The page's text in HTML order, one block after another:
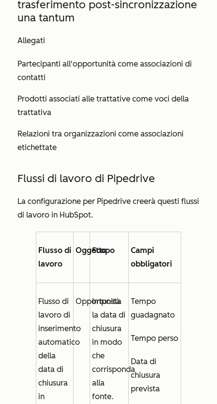
trasferimento post-sincronizzazione
una tantum
Allegati
Partecipanti all'opportunità come associazioni di
contatti
Prodotti associati alle trattative come voci della
trattativa
Relazioni tra organizzazioni come associazioni
etichettate
Flussi di lavoro di Pipedrive
La configurazione per Pipedrive creerà questi flussi
di lavoro in HubSpot.
Flusso di
lavoro
Oggetto
Scopo
Campi
obbligatori
Flusso di
lavoro di
inserimento
automatico
della
data di
chiusura
in
Opportunità
Imposta
la data di
chiusura
in modo
che
corrisponda
alla
fonte.
Tempo
guadagnato
Tempo perso
Data di
chiusura
prevista